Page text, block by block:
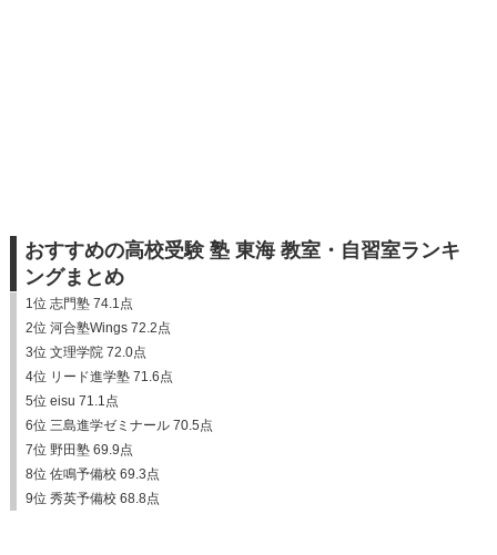
おすすめの高校受験 塾 東海 教室・自習室ランキ
ングまとめ
1位 志門塾 74.1点
2位 河合塾Wings 72.2点
3位 文理学院 72.0点
4位 リード進学塾 71.6点
5位 eisu 71.1点
6位 三島進学ゼミナール 70.5点
7位 野田塾 69.9点
8位 佐鳴予備校 69.3点
9位 秀英予備校 68.8点